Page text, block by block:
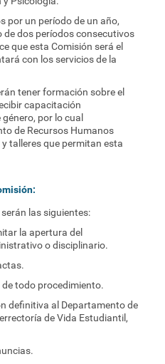
por un período de un año,
dos períodos consecutivos
que esta Comisión será el
con los servicios de la
tener formación sobre el
capacitación
por lo cual
de Recursos Humanos
talleres que permitan esta
las siguientes:
la apertura del
o disciplinario.
todo procedimiento.
definitiva al Departamento de
de Vida Estudiantil,